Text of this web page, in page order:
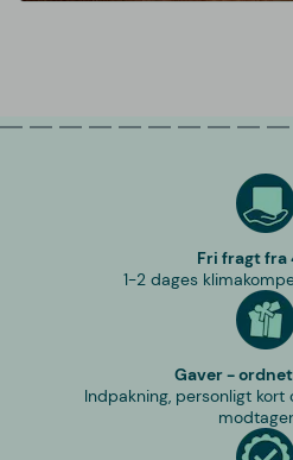
Fri fragt fra
1-2 dages
Gaver -
Indpakning, personligt kort